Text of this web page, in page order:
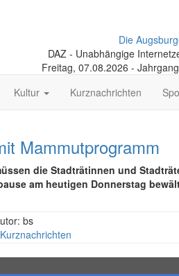
Die
DAZ - Unabhängige
Freitag, 07.08.2026 -
Kultur Kurznachrichten
Mammutprogramm
die Stadträtinnen und
am heutigen Donnerstag
bs
Kurznachrichten